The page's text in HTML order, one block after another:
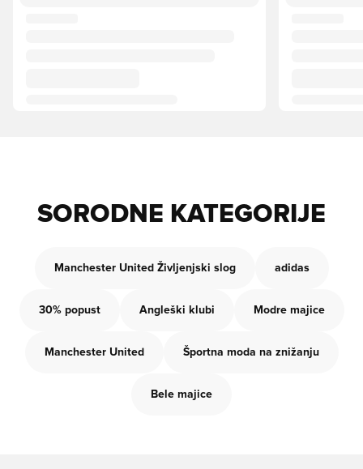
SORODNE KATEGORIJE
Manchester United Življenjski slog adidas
30% popust Angleški klubi Modre majice
Manchester United Športna moda na znižanju
Bele majice